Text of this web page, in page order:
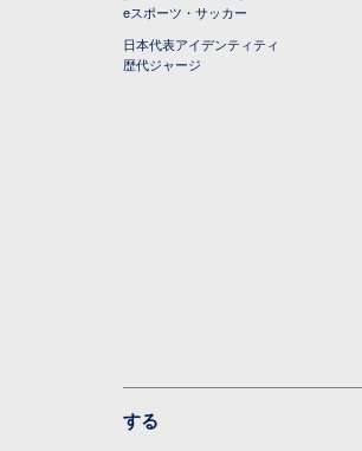
eスポーツ・サッカー
日本代表アイデンティティ
歴代ジャージ
する